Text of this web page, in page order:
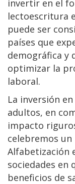
invertir en el
lectoescritura
puede ser
países que
demográfica y
optimizar la
laboral.
La inversión
adultos, en
impacto
celebremos
Alfabetización
sociedades en
beneficios de